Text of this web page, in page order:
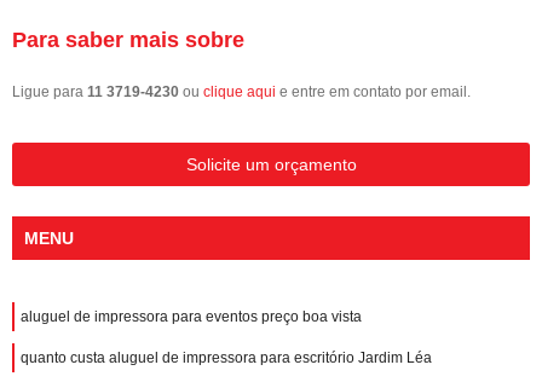
Para saber mais sobre
Ligue para 11 3719-4230 ou clique aqui e entre em contato por email.
Solicite um orçamento
MENU
aluguel de impressora para eventos preço boa vista
quanto custa aluguel de impressora para escritório Jardim Léa